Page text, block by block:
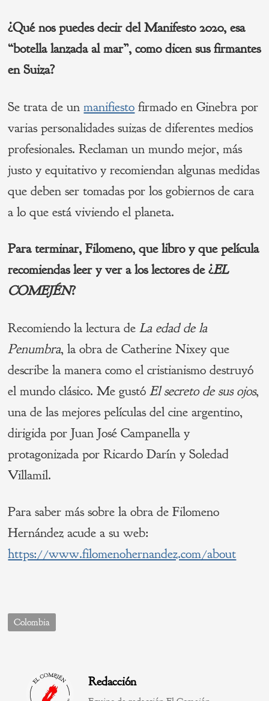
¿Qué nos puedes decir del Manifesto 2020, esa
“botella lanzada al mar”, como dicen sus firmantes
en Suiza?
Se trata de unmanifiesto firmado en Ginebra por
varias personalidades suizas de diferentes medios
profesionales. Reclaman un mundo mejor, más
justo y equitativo y recomiendan algunas medidas
que deben ser tomadas por los gobiernos de cara
a lo que está viviendo el planeta.
Para terminar, Filomeno, que libro y que película
recomiendas leer y ver a los lectores de ¿EL
COMEJÉN?
Recomiendo la lectura deLa edad de la
Penumbra, la obra de Catherine Nixey que
describe la manera como el cristianismo destruyó
el mundo clásico. Me gustóEl secreto de sus ojos,
una de las mejores películas del cine argentino,
dirigida por Juan José Campanella y
protagonizada por Ricardo Darín y Soledad
Villamil.
Para saber más sobre la obra de Filomeno
Hernández acude a su web:
https://www.filomenohernandez.com/about
Colombia
Redacción